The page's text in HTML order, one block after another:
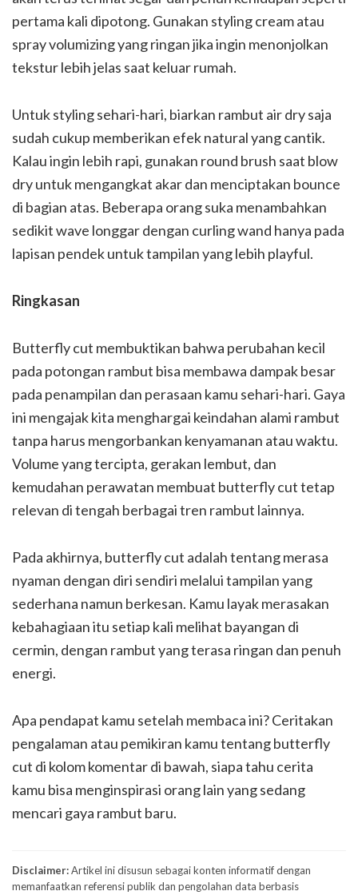
pertama kali dipotong. Gunakan styling cream atau
spray volumizing yang ringan jika ingin menonjolkan
tekstur lebih jelas saat keluar rumah.
Untuk styling sehari-hari, biarkan rambut air dry saja
sudah cukup memberikan efek natural yang cantik.
Kalau ingin lebih rapi, gunakan round brush saat blow
dry untuk mengangkat akar dan menciptakan bounce
di bagian atas. Beberapa orang suka menambahkan
sedikit wave longgar dengan curling wand hanya pada
lapisan pendek untuk tampilan yang lebih playful.
Ringkasan
Butterfly cut membuktikan bahwa perubahan kecil
pada potongan rambut bisa membawa dampak besar
pada penampilan dan perasaan kamu sehari-hari. Gaya
ini mengajak kita menghargai keindahan alami rambut
tanpa harus mengorbankan kenyamanan atau waktu.
Volume yang tercipta, gerakan lembut, dan
kemudahan perawatan membuat butterfly cut tetap
relevan di tengah berbagai tren rambut lainnya.
Pada akhirnya, butterfly cut adalah tentang merasa
nyaman dengan diri sendiri melalui tampilan yang
sederhana namun berkesan. Kamu layak merasakan
kebahagiaan itu setiap kali melihat bayangan di
cermin, dengan rambut yang terasa ringan dan penuh
energi.
Apa pendapat kamu setelah membaca ini? Ceritakan
pengalaman atau pemikiran kamu tentang butterfly
cut di kolom komentar di bawah, siapa tahu cerita
kamu bisa menginspirasi orang lain yang sedang
mencari gaya rambut baru.
Disclaimer:Artikel ini disusun sebagai konten informatif dengan
memanfaatkan referensi publik dan pengolahan data berbasis